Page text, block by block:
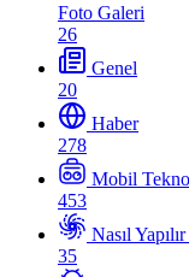
Foto Galeri
26
Genel
20
Haber
278
Mobil
453
Nasıl
35